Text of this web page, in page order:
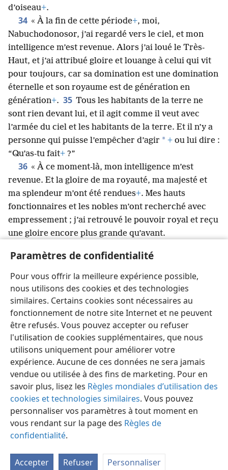
Paramètres de confidentialité
Pour vous offrir la meilleure expérience possible,
nous utilisons des cookies et des technologies
similaires. Certains cookies sont nécessaires au
fonctionnement de notre site Internet et ne peuvent
être refusés. Vous pouvez accepter ou refuser
l'utilisation de cookies supplémentaires, que nous
utilisons uniquement pour améliorer votre
expérience. Aucune de ces données ne sera jamais
vendue ou utilisée à des fins de marketing. Pour en
savoir plus, lisez les Règles mondiales d’utilisation des
cookies et technologies similaires. Vous pouvez
personnaliser vos paramètres à tout moment en
vous rendant sur la page des Règles de
confidentialité.
Accepter Refuser Personnaliser
d’oiseau+.
34 « À la fin de cette période+, moi,
Nabuchodonosor, j’ai regardé vers le ciel, et mon
intelligence m’est revenue. Alors j’ai loué le Très-
Haut, et j’ai attribué gloire et louange à celui qui vit
pour toujours, car sa domination est une domination
éternelle et son royaume est de génération en
génération+. 35 Tous les habitants de la terre ne
sont rien devant lui, et il agit comme il veut avec
l’armée du ciel et les habitants de la terre. Et il n’y a
personne qui puisse l’empêcher d’agir * + ou lui dire :
“Qu’as-tu fait+ ?”
36 « À ce moment-là, mon intelligence m’est
revenue. Et la gloire de ma royauté, ma majesté et
ma splendeur m’ont été rendues+. Mes hauts
fonctionnaires et les nobles m’ont recherché avec
empressement ; j’ai retrouvé le pouvoir royal et reçu
une gloire encore plus grande qu’avant.
j’exalte et je glorifie le Roi du ciel+, parce que toutes
ses œuvres sont vérité et que ses manières d’agir
sont justes+, et parce qu’il est capable d’humilier
ceux qui se conduisent avec orgueil+. »
Français Partager Préférences
Copyright © 2026 Watch Tower Bible and Tract Society of Pennsylvania
Conditions d’utilisation
Règles de confidentialité
Paramètres de confidentialité
JW.ORG Se connecter